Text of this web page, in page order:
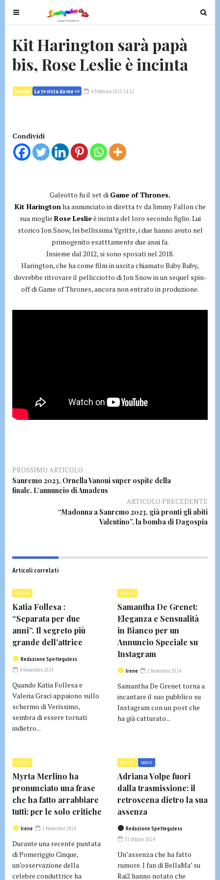
T
o
g
l
e
a
a
t
T
o
Kit Harington sarà papà
bis, Rose Leslie è incinta
Gossip La tv vista da me >> 4 Febbraio 2023 14:12
Condividi
Galeotto fu il set di Game of Thrones.
Kit Haringtonha annunciato in diretta tv da Jimmy Fallon che
sua moglie Rose Leslieè incinta del loro secondo figlio. Lui
storico Jon Snow, lei bellissima Ygritte, i due hanno avuto nel
primogenito esatttamente due anni fa.
Insieme dal 2012, si sono sposati nel 2018.
Harington, che ha come film in uscita chiamato Baby Ruby,
dovrebbe ritrovare il pellicciotto di Jon Snow in un sequel spin-
off di Game of Thrones, ancora non entrato in produzione.
PROSSIMO ARTICOLO
Sanremo 2023, Ornella Vanoni super ospite della
finale. L’annuncio di Amadeus
ARTICOLO PRECEDENTE
“Madonna a Sanremo 2023, già pronti gli abiti
Valentino”, la bomba di Dagospia
Articoli correlati
GOSSIP
Katia Follesa :
“Separata per due
anni”. Il segreto più
grande dell’attrice
Redazione Spetteguless
4 Novembre 2024
Quando Katia Follesa e
Valeria Graci appaiono sullo
schermo di Verissimo,
sembra di essere tornati
indietro...
GOSSIP
Samantha De Grenet:
Eleganza e Sensualità
in Bianco per un
Annuncio Speciale su
Instagram
Irene 1 Novembre 2024
Samantha De Grenet torna a
incantare il suo pubblico su
Instagram con un post che
ha già catturato...
GOSSIP
Myrta Merlino ha
pronunciato una frase
che ha fatto arrabbiare
tutti: per le solo critiche
Irene 1 Novembre 2024
Durante una recente puntata
di Pomeriggio Cinque,
un’osservazione della
celebre conduttrice ha
GOSSIP VARIE
Adriana Volpe fuori
dalla trasmissione: il
retroscena dietro la sua
assenza
Redazione Spetteguless
31 Ottobre 2024
Un’assenza che ha fatto
rumore. I fan di BellaMa’ su
Rai2 hanno notato che